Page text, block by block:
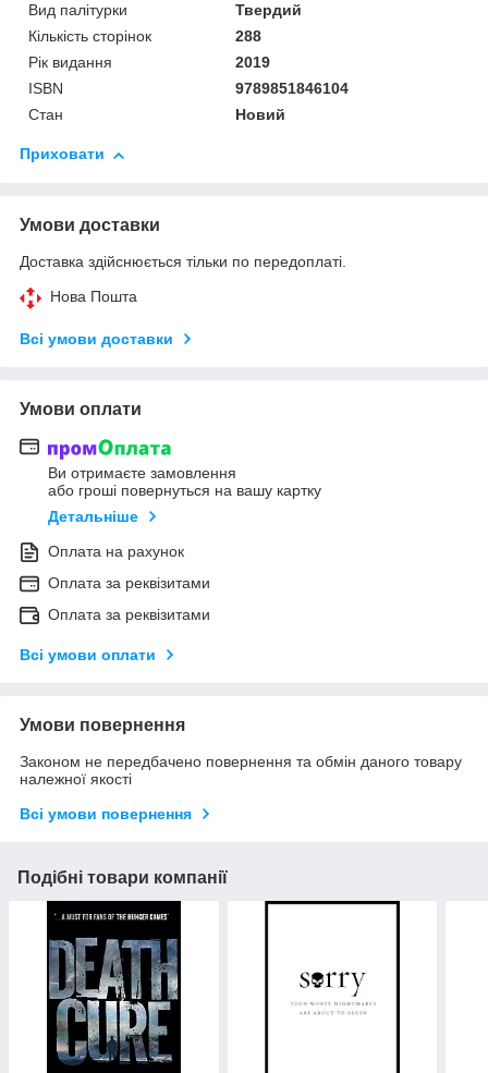
Вид палітурки
Твердий
Кількість сторінок
288
Рік видання
2019
ISBN
9789851846104
Стан
Новий
Приховати
Умови доставки
Доставка здійснюється тільки по передоплаті.
Нова Пошта
Всі умови доставки
Умови оплати
Ви отримаєте замовлення
або гроші повернуться на вашу картку
Детальніше
Оплата на рахунок
Оплата за реквізитами
Оплата за реквізитами
Всі умови оплати
Умови повернення
Законом не передбачено повернення та обмін даного товару
належної якості
Всі умови повернення
Подібні товари компанії